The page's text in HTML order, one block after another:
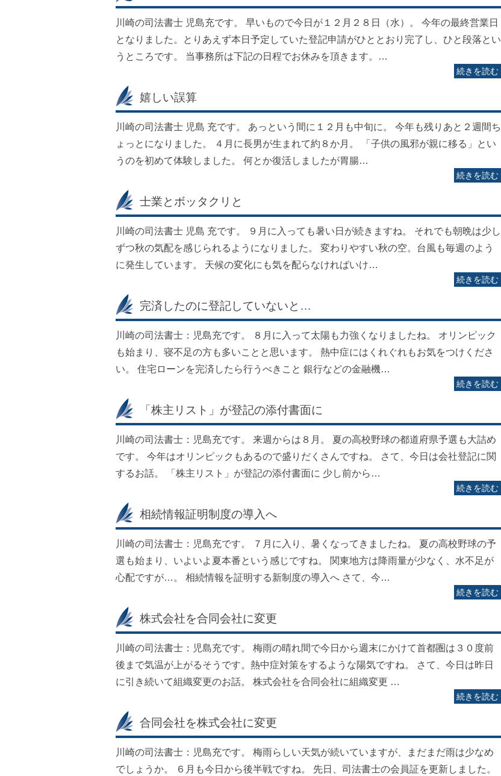
川崎の司法書士 児島充です。 早いもので今日が１２月２８日（水）。 今年の最終営業日
となりました。とりあえず本日予定していた登記申請がひととおり完了し、ひと段落とい
うところです。 当事務所は下記の日程でお休みを頂きます。…
続きを読む
嬉しい誤算
川崎の司法書士 児島 充です。 あっという間に１２月も中旬に。 今年も残りあと２週間ち
ょっとになりました。 ４月に長男が生まれて約８か月。 「子供の風邪が親に移る」とい
うのを初めて体験しました。 何とか復活しましたが胃腸…
続きを読む
士業とボッタクリと
川崎の司法書士 児島 充です。 ９月に入っても暑い日が続きますね。 それでも朝晩は少し
ずつ秋の気配を感じられるようになりました。 変わりやすい秋の空。台風も毎週のよう
に発生しています。 天候の変化にも気を配らなければいけ…
続きを読む
完済したのに登記していないと…
川崎の司法書士：児島充です。 ８月に入って太陽も力強くなりましたね。 オリンピック
も始まり、寝不足の方も多いことと思います。 熱中症にはくれぐれもお気をつけくださ
い。 住宅ローンを完済したら行うべきこと 銀行などの金融機…
続きを読む
「株主リスト」が登記の添付書面に
川崎の司法書士：児島充です。 来週からは８月。 夏の高校野球の都道府県予選も大詰め
です。 今年はオリンピックもあるので盛りだくさんですね。 さて、今日は会社登記に関
するお話。 「株主リスト」が登記の添付書面に 少し前から…
続きを読む
相続情報証明制度の導入へ
川崎の司法書士：児島充です。 ７月に入り、暑くなってきましたね。 夏の高校野球の予
選も始まり、いよいよ夏本番という感じですね。 関東地方は降雨量が少なく、水不足が
心配ですが…。 相続情報を証明する新制度の導入へ さて、今…
続きを読む
株式会社を合同会社に変更
川崎の司法書士：児島充です。 梅雨の晴れ間で今日から週末にかけて首都圏は３０度前
後まで気温が上がるそうです。熱中症対策をするような陽気ですね。 さて、今日は昨日
に引き続いて組織変更のお話。 株式会社を合同会社に組織変更 …
続きを読む
合同会社を株式会社に変更
川崎の司法書士：児島充です。 梅雨らしい天気が続いていますが、まだまだ雨は少なめ
でしょうか。 ６月も今日から後半戦ですね。 先日、司法書士の会員証を更新しました。